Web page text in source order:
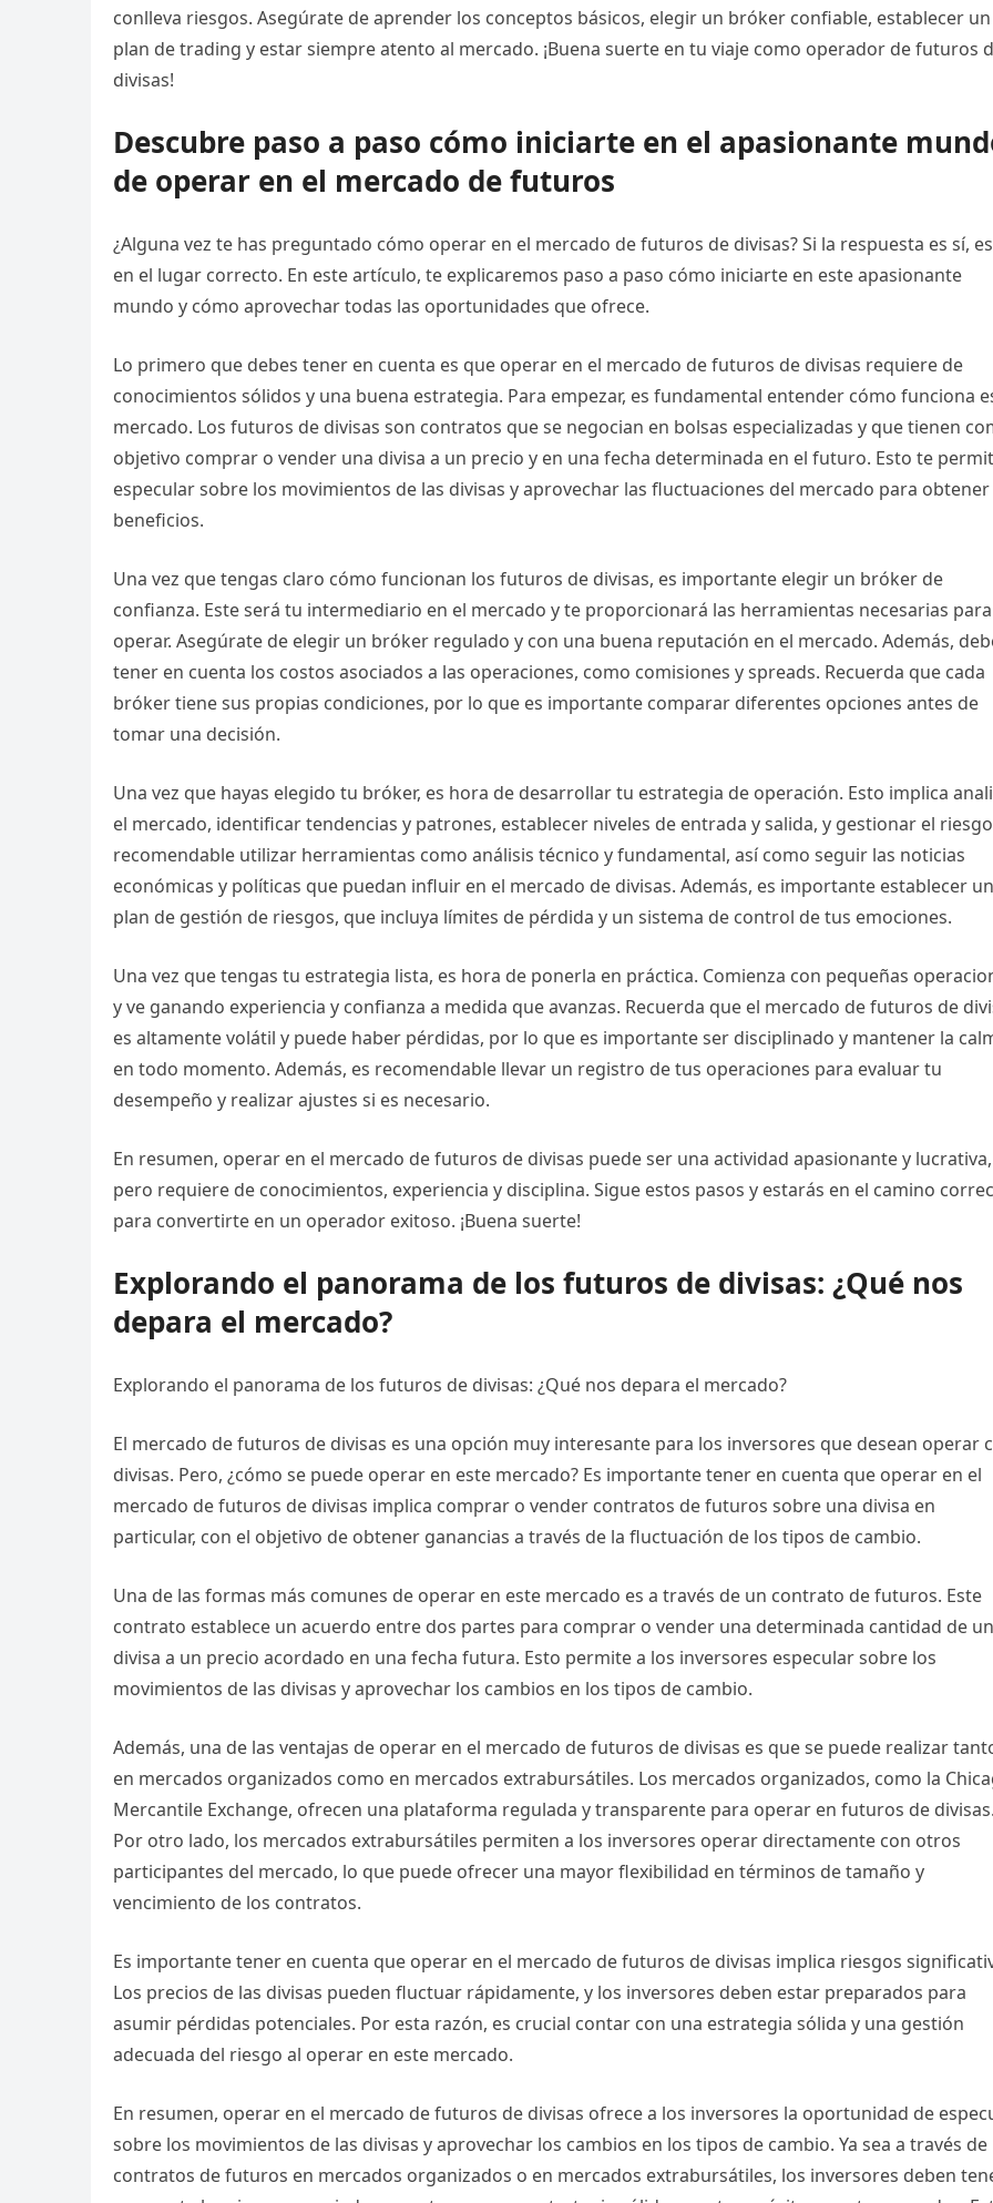
conlleva riesgos. Asegúrate de aprender los conceptos básicos, elegir un bróker confiable, establecer un
plan de trading y estar siempre atento al mercado. ¡Buena suerte en tu viaje como operador de futuros
divisas!
Descubre paso a paso cómo iniciarte en el apasionante
de operar en el mercado de futuros
¿Alguna vez te has preguntado cómo operar en el mercado de futuros de divisas? Si la respuesta es sí,
en el lugar correcto. En este artículo, te explicaremos paso a paso cómo iniciarte en este apasionante
mundo y cómo aprovechar todas las oportunidades que ofrece.
Lo primero que debes tener en cuenta es que operar en el mercado de futuros de divisas requiere de
conocimientos sólidos y una buena estrategia. Para empezar, es fundamental entender cómo funciona
mercado. Los futuros de divisas son contratos que se negocian en bolsas especializadas y que tienen
objetivo comprar o vender una divisa a un precio y en una fecha determinada en el futuro. Esto te
especular sobre los movimientos de las divisas y aprovechar las fluctuaciones del mercado para obtener
beneficios.
Una vez que tengas claro cómo funcionan los futuros de divisas, es importante elegir un bróker de
confianza. Este será tu intermediario en el mercado y te proporcionará las herramientas necesarias para
operar. Asegúrate de elegir un bróker regulado y con una buena reputación en el mercado. Además,
tener en cuenta los costos asociados a las operaciones, como comisiones y spreads. Recuerda que cada
bróker tiene sus propias condiciones, por lo que es importante comparar diferentes opciones antes de
tomar una decisión.
Una vez que hayas elegido tu bróker, es hora de desarrollar tu estrategia de operación. Esto implica
el mercado, identificar tendencias y patrones, establecer niveles de entrada y salida, y gestionar el
recomendable utilizar herramientas como análisis técnico y fundamental, así como seguir las noticias
económicas y políticas que puedan influir en el mercado de divisas. Además, es importante establecer un
plan de gestión de riesgos, que incluya límites de pérdida y un sistema de control de tus emociones.
Una vez que tengas tu estrategia lista, es hora de ponerla en práctica. Comienza con pequeñas
y ve ganando experiencia y confianza a medida que avanzas. Recuerda que el mercado de futuros de
es altamente volátil y puede haber pérdidas, por lo que es importante ser disciplinado y mantener la
en todo momento. Además, es recomendable llevar un registro de tus operaciones para evaluar tu
desempeño y realizar ajustes si es necesario.
En resumen, operar en el mercado de futuros de divisas puede ser una actividad apasionante y lucrativa,
pero requiere de conocimientos, experiencia y disciplina. Sigue estos pasos y estarás en el camino
para convertirte en un operador exitoso. ¡Buena suerte!
Explorando el panorama de los futuros de divisas: ¿Qué nos
depara el mercado?
Explorando el panorama de los futuros de divisas: ¿Qué nos depara el mercado?
El mercado de futuros de divisas es una opción muy interesante para los inversores que desean operar
divisas. Pero, ¿cómo se puede operar en este mercado? Es importante tener en cuenta que operar en el
mercado de futuros de divisas implica comprar o vender contratos de futuros sobre una divisa en
particular, con el objetivo de obtener ganancias a través de la fluctuación de los tipos de cambio.
Una de las formas más comunes de operar en este mercado es a través de un contrato de futuros. Este
contrato establece un acuerdo entre dos partes para comprar o vender una determinada cantidad de
divisa a un precio acordado en una fecha futura. Esto permite a los inversores especular sobre los
movimientos de las divisas y aprovechar los cambios en los tipos de cambio.
Además, una de las ventajas de operar en el mercado de futuros de divisas es que se puede realizar
en mercados organizados como en mercados extrabursátiles. Los mercados organizados, como la
Mercantile Exchange, ofrecen una plataforma regulada y transparente para operar en futuros de divisas.
Por otro lado, los mercados extrabursátiles permiten a los inversores operar directamente con otros
participantes del mercado, lo que puede ofrecer una mayor flexibilidad en términos de tamaño y
vencimiento de los contratos.
Es importante tener en cuenta que operar en el mercado de futuros de divisas implica riesgos
Los precios de las divisas pueden fluctuar rápidamente, y los inversores deben estar preparados para
asumir pérdidas potenciales. Por esta razón, es crucial contar con una estrategia sólida y una gestión
adecuada del riesgo al operar en este mercado.
En resumen, operar en el mercado de futuros de divisas ofrece a los inversores la oportunidad de
sobre los movimientos de las divisas y aprovechar los cambios en los tipos de cambio. Ya sea a través de
contratos de futuros en mercados organizados o en mercados extrabursátiles, los inversores deben